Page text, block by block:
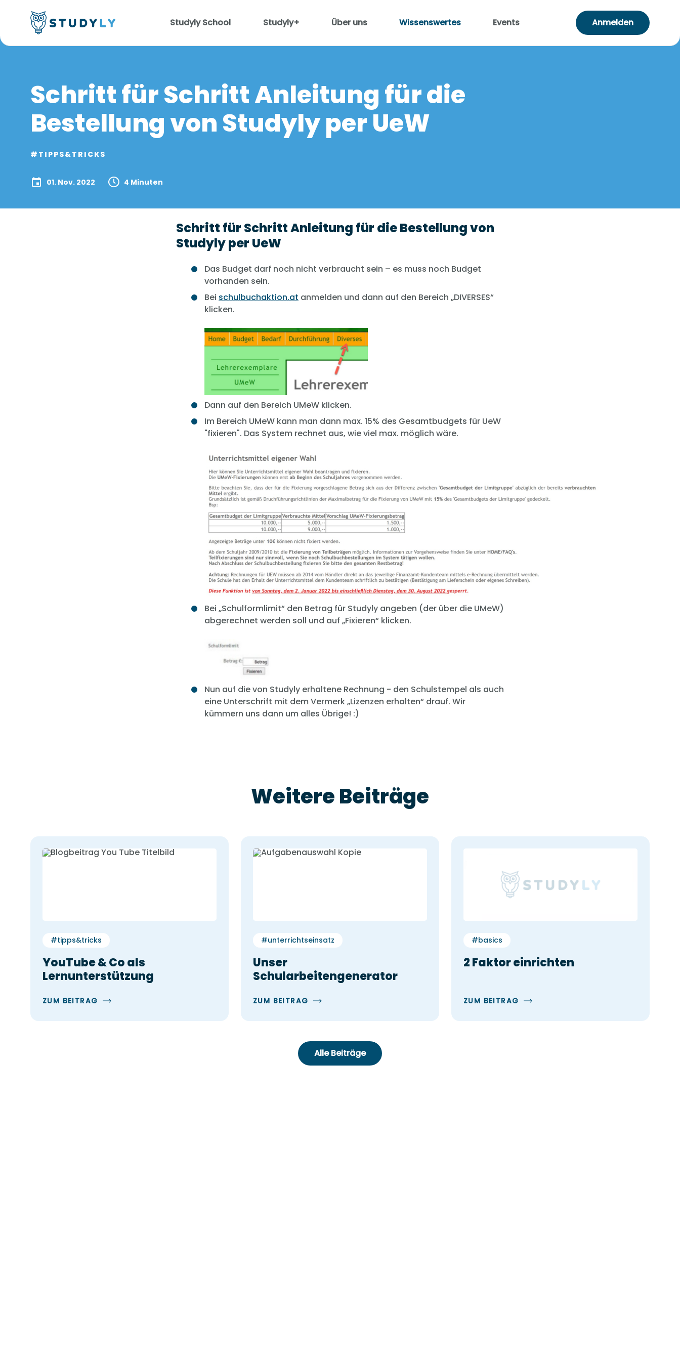
Studyly School Studyly+ Über uns Wissenswertes Events Anmelden
Schritt für Schritt Anleitung für die
Bestellung von Studyly per UeW
#TIPPS&TRICKS
01. Nov. 2022 4 Minuten
Schritt für Schritt Anleitung für die Bestellung von
Studyly per UeW
Das Budget darf noch nicht verbraucht sein – es muss noch Budget
vorhanden sein.
Bei schulbuchaktion.at anmelden und dann auf den Bereich „DIVERSES“
klicken.
Dann auf den Bereich UMeW klicken.
Im Bereich UMeW kann man dann max. 15% des Gesamtbudgets für UeW
"fixieren". Das System rechnet aus, wie viel max. möglich wäre.
Bei „Schulformlimit“ den Betrag für Studyly angeben (der über die UMeW)
abgerechnet werden soll und auf „Fixieren“ klicken.
Nun auf die von Studyly erhaltene Rechnung - den Schulstempel als auch
eine Unterschrift mit dem Vermerk „Lizenzen erhalten“ drauf. Wir
kümmern uns dann um alles Übrige! :)
Weitere Beiträge
#tipps&tricks
YouTube & Co als
Lernunterstützung
ZUM BEITRAG
#unterrichtseinsatz
Unser
Schularbeitengenerator
ZUM BEITRAG
#basics
2 Faktor einrichten
ZUM BEITRAG
Alle Beiträge